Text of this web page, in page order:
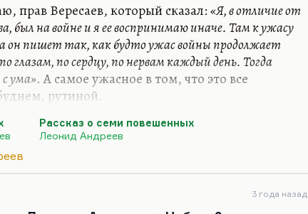
прав Вересаев, который сказал:«Я, в отличие от
был на войне и я ее воспринимаю иначе. Там к ужасу
он пишет так, как будто ужас войны продолжает
глазам, по сердцу, по нервам каждый день. Тогда
ума». А самое ужасное в том, что это все
рутиной.
очень талантливый. Понимаете, какая вещь?
талантливый. Он ослепительно талантливый
он или нет, есть ли у него вкус или такт,
претензии к «Моим запискам», мы их как раз
в рамках университетского курса в Бард-
Рассказ о семи повешенных
Леонид Андреев
3 года назад